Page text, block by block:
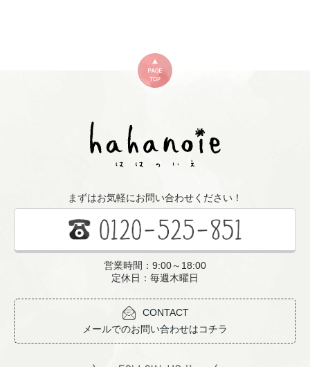
まずはお気軽にお問い合わせください！
営業時間：9:00～18:00
定休日：毎週木曜日
CONTACT
メールでのお問い合わせはコチラ